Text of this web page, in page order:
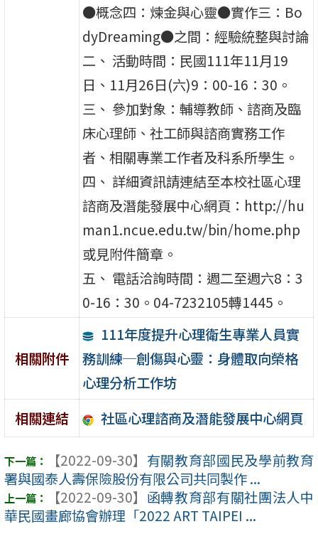
●概念四：煉金與心靈●實作三：Bo
dyDreaming●之間：經驗統整與討論
二、 活動時間：民國111年11月19
日、11月26日(六)9：00-16：30。
三、 參加對象：輔導教師、諮商及臨
床心理師、社工師與諮商實務工作
者、相關專業工作者及科系所學生。
四、 詳細資訊請連結至本校社區心理
諮商及潛能發展中心網頁：http://hu
man1.ncue.edu.tw/bin/home.php
或見附件簡章。
五、 電話洽詢時間：週二至週六8：3
0-16：30。04-7232105轉1445。
相關附件
111年度提升心理衛生專業人員實
務訓練─創傷與心靈：身體取向榮格
心理分析工作坊
相關連結
社區心理諮商及潛能發展中心網頁
【2022-09-30】 有關教育部國民及學前教育
署與國泰人壽保險股份有限公司共同製作 ...
【2022-09-30】 函轉教育部有關社團法人中
華民國畫廊協會辦理「2022 ART TAIPEI ...